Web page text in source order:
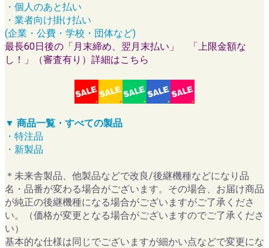
・個人のあと払い
・業者向け掛け払い
(企業・公費・学校・団体など)
最長60日後の「月末締め、翌月末払い」 「上限金額な
し！」（審査有り）詳細はこちら
▼ 商品一覧・すべての製品
・特注品
・新製品
＊未来舎製品、他製品などで改良/後継機種などになり品
名・品番が変わる場合がございます。その場合、お届け商品
が純正の後継機種になる場合がございますがご了承くださ
い。（価格が変更となる場合がございますのでご了承くださ
い）
基本的な仕様は同じでございますが細かい点などで変更にな